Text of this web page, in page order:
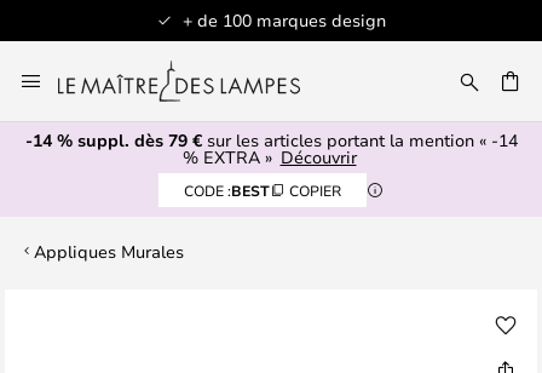
+ de 100 marques design
au
contenu
-14 % suppl. dès 79 €sur les articles portant la mention « -14
% EXTRA » Découvrir
CODE :BEST COPIER
Appliques Murales